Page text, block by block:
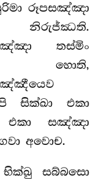
රූපසඤ්ඤා
නිරුජ්ඣති.
තස්මිං
සික්ඛා එකා
එකා සඤ්ඤා
අවොච.
භික්ඛු සබ්බසො